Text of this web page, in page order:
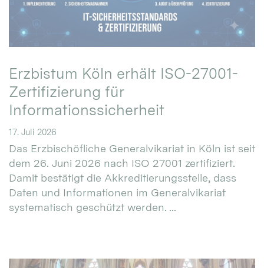
Erzbistum Köln erhält ISO-27001-
Zertifizierung für
Informationssicherheit
17. Juli 2026
Das Erzbischöfliche Generalvikariat in Köln ist seit
dem 26. Juni 2026 nach ISO 27001 zertifiziert.
Damit bestätigt die Akkreditierungsstelle, dass
Daten und Informationen im Generalvikariat
systematisch geschützt werden. ...